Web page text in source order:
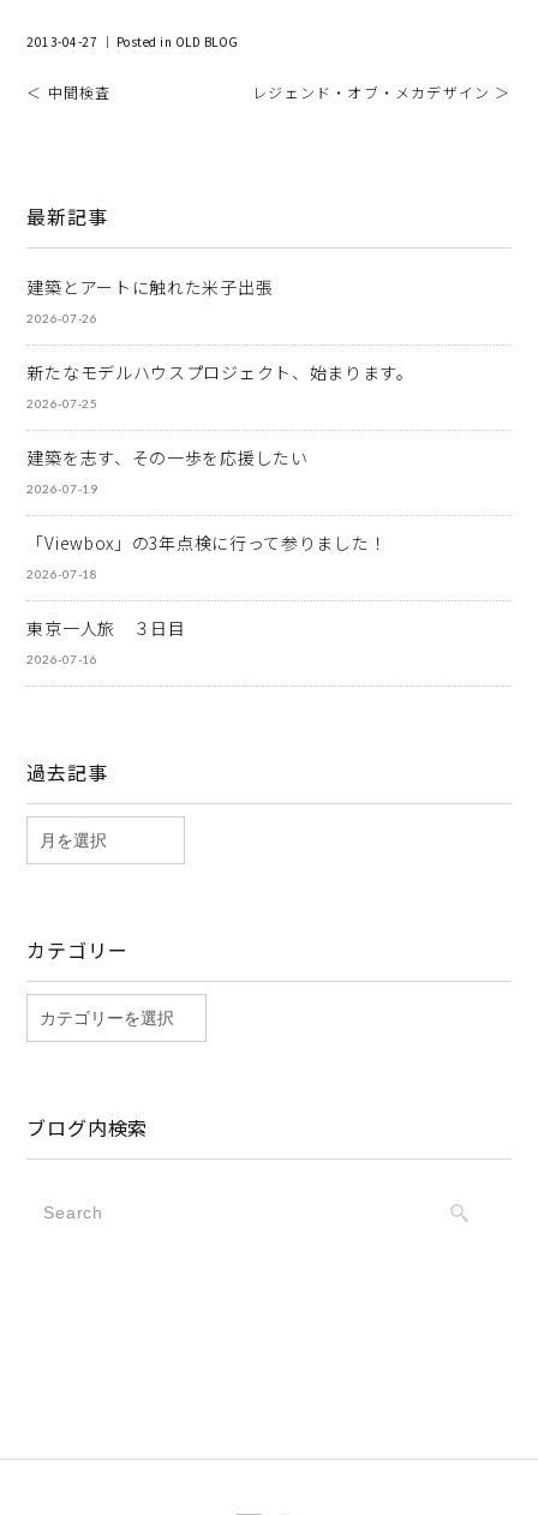
2013-04-27 ｜ Posted in OLD BLOG
＜ 中間検査 レジェンド・オブ・メカデザイン ＞
最新記事
建築とアートに触れた米子出張
2026-07-26
新たなモデルハウスプロジェクト、始まります。
2026-07-25
建築を志す、その一歩を応援したい
2026-07-19
「Viewbox」の3年点検に行って参りました！
2026-07-18
東京一人旅 ３日目
2026-07-16
過去記事
カテゴリー
ブログ内検索